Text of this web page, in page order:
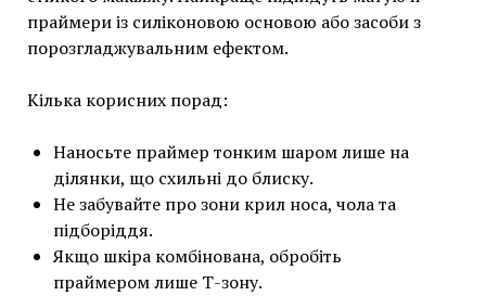
праймери із силіконовою основою або засоби з
порозгладжувальним ефектом.
Кілька корисних порад:
Наносьте праймер тонким шаром лише на
ділянки, що схильні до блиску.
Не забувайте про зони крил носа, чола та
підборіддя.
Якщо шкіра комбінована, обробіть
праймером лише Т-зону.